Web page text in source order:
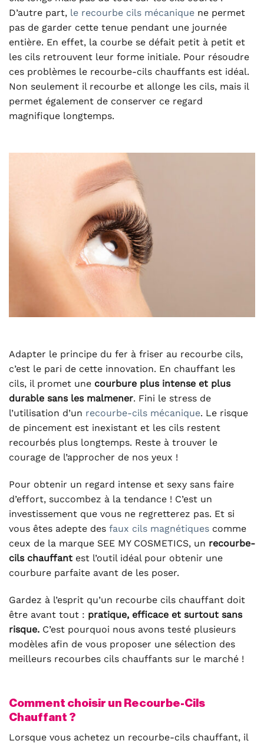
D’autre part, le recourbe cils mécanique ne permet
pas de garder cette tenue pendant une journée
entière. En effet, la courbe se défait petit à petit et
les cils retrouvent leur forme initiale. Pour résoudre
ces problèmes le recourbe-cils chauffants est idéal.
Non seulement il recourbe et allonge les cils, mais il
permet également de conserver ce regard
magnifique longtemps.
Adapter le principe du fer à friser au recourbe cils,
c’est le pari de cette innovation. En chauffant les
cils, il promet une courbure plus intense et plus
durable sans les malmener. Fini le stress de
l’utilisation d’un recourbe-cils mécanique. Le risque
de pincement est inexistant et les cils restent
recourbés plus longtemps. Reste à trouver le
courage de l’approcher de nos yeux !
Pour obtenir un regard intense et sexy sans faire
d’effort, succombez à la tendance ! C’est un
investissement que vous ne regretterez pas. Et si
vous êtes adepte des faux cils magnétiques comme
ceux de la marque SEE MY COSMETICS, un recourbe-
cils chauffant est l’outil idéal pour obtenir une
courbure parfaite avant de les poser.
Gardez à l’esprit qu’un recourbe cils chauffant doit
être avant tout : pratique, efficace et surtout sans
risque. C’est pourquoi nous avons testé plusieurs
modèles afin de vous proposer une sélection des
meilleurs recourbes cils chauffants sur le marché !
Comment choisir un Recourbe-Cils
Chauffant ?
Lorsque vous achetez un recourbe-cils chauffant, il